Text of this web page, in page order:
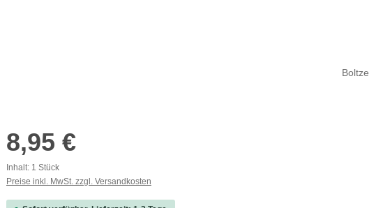
Boltze
8,95 €
Inhalt: 1 Stück
Preise inkl. MwSt. zzgl. Versandkosten